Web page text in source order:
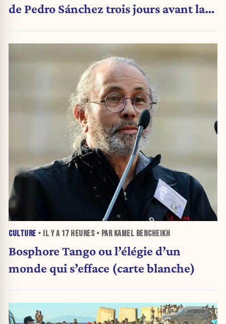
de Pedro Sánchez trois jours avant la
CULTURE • IL Y A 17 HEURES• PAR KAMEL BENCHEIKH
Bosphore Tango ou l’élégie d’un
monde qui s’efface (carte blanche)